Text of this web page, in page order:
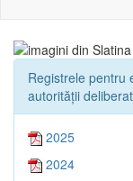
Registrele pentru
autorității
2025
2024